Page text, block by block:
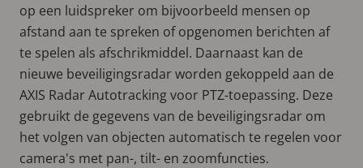
op een luidspreker om bijvoorbeeld mensen op
afstand aan te spreken of opgenomen berichten af
te spelen als afschrikmiddel. Daarnaast kan de
nieuwe beveiligingsradar worden gekoppeld aan de
AXIS Radar Autotracking voor PTZ-toepassing. Deze
gebruikt de gegevens van de beveiligingsradar om
het volgen van objecten automatisch te regelen voor
camera's met pan-, tilt- en zoomfuncties.